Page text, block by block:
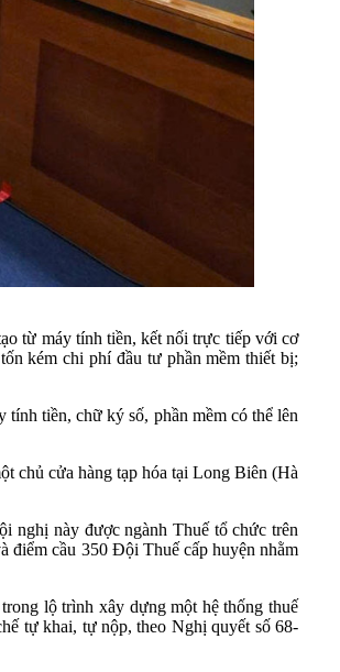
từ máy tính tiền, kết nối trực tiếp với cơ
kém chi phí đầu tư phần mềm thiết bị;
tiền, chữ ký số, phần mềm có thể lên
chủ cửa hàng tạp hóa tại Long Biên (Hà
nghị này được ngành Thuế tổ chức trên
điểm cầu 350 Đội Thuế cấp huyện nhằm
lộ trình xây dựng một hệ thống thuế
tự khai, tự nộp, theo Nghị quyết số 68-